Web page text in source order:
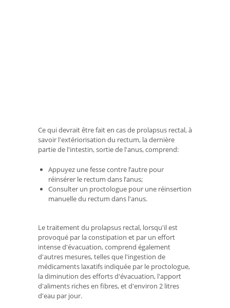
Ce qui devrait être fait en cas de prolapsus rectal, à
savoir l'extériorisation du rectum, la dernière
partie de l'intestin, sortie de l'anus, comprend:
Appuyez une fesse contre l’autre pour
réinsérer le rectum dans l’anus;
Consulter un proctologue pour une réinsertion
manuelle du rectum dans l'anus.
Le traitement du prolapsus rectal, lorsqu'il est
provoqué par la constipation et par un effort
intense d'évacuation, comprend également
d'autres mesures, telles que l'ingestion de
médicaments laxatifs indiquée par le proctologue,
la diminution des efforts d'évacuation, l'apport
d'aliments riches en fibres, et d'environ 2 litres
d'eau par jour.